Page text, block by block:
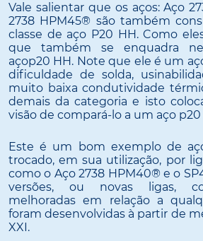
Vale salientar que os aços: Aço
2738 HPM45® são também
classe de aço P20 HH. Como
que também se enquadra
açop20 HH. Note que ele é um
dificuldade de solda,
muito baixa condutividade
demais da categoria e isto
visão de compará-lo a um aço p20
Este é um bom exemplo de
trocado, em sua utilização, por
como o Aço 2738 HPM40® e o
versões, ou novas ligas,
melhoradas em relação a
foram desenvolvidas à partir de
XXI.